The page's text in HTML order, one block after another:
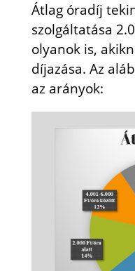
Átlag óradíj
szolgáltatása
olyanok is,
díjazása. Az
az arányok: